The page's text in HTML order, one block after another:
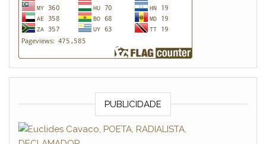
PUBLICIDADE